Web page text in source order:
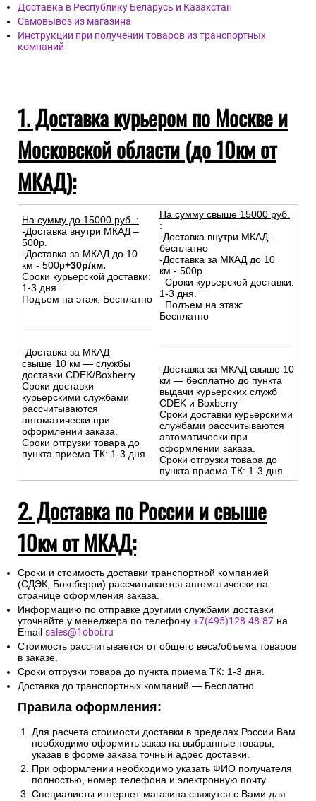
Доставка в Республику Беларусь и Казахстан
Самовывоз из магазина
Инструкции при получении товаров из транспортных
компаний
1. Доставка курьером по Москве и
Московской области (до 10км от
МКАД):
На сумму до 15000 руб. :
-Доставка внутри МКАД –
500р.
-Доставка за МКАД до 10
км - 500р+30р/км.
Сроки курьерской доставки:
1-3 дня.
Подъем на этаж: Бесплатно
-Доставка за МКАД
свыше 10 км — службы
доставки CDEK/Boxberry
Сроки доставки
курьерскими службами
рассчитываются
автоматически при
оформлении заказа.
Сроки отгрузки товара до
пункта приема ТК: 1-3 дня.
На сумму свыше 15000 руб.
:
-Доставка внутри МКАД -
бесплатно
-Доставка за МКАД до 10
км - 500р.
Сроки курьерской доставки:
1-3 дня.
Подъем на этаж:
Бесплатно
-Доставка за МКАД свыше 10
км — бесплатно до пункта
выдачи курьерских служб
CDEK и Boxberry
Сроки доставки курьерскими
службами рассчитываются
автоматически при
оформлении заказа.
Сроки отгрузки товара до
пункта приема ТК: 1-3 дня.
2. Доставка по России и свыше
10км от МКАД:
Сроки и стоимость доставки транспортной компанией
(СДЭК, Боксберри) рассчитывается автоматически на
странице оформления заказа.
Информацию по отправке другими службами доставки
уточняйте у менеджера по телефону +7(495)128-48-87 на
Email sales@1oboi.ru
Стоимость рассчитывается от общего веса/объема товаров
в заказе.
Сроки отгрузки товара до пункта приема ТК: 1-3 дня.
Доставка до транспортных компаний — Бесплатно
Правила оформления:
Для расчета стоимости доставки в пределах России Вам
необходимо оформить заказ на выбранные товары,
указав в форме заказа точный адрес доставки.
При оформлении необходимо указать ФИО получателя
полностью, номер телефона и электронную почту
Специалисты интернет-магазина свяжутся с Вами для